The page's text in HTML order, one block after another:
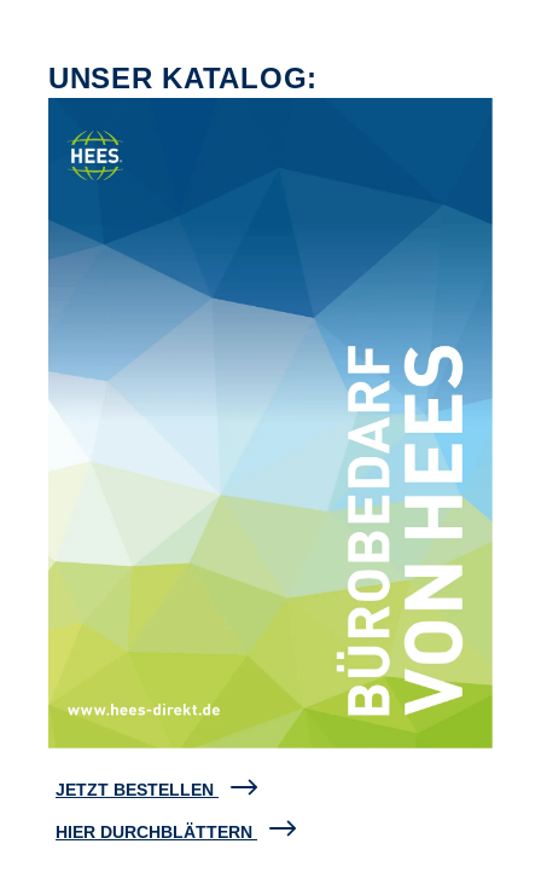
UNSER KATALOG:
JETZT BESTELLEN
HIER DURCHBLÄTTERN